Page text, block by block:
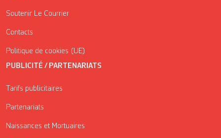
Soutenir Le Courrier
Contacts
Politique de cookies (UE)
PUBLICITÉ / PARTENARIATS
Tarifs publicitaires
Partenariats
Naissances et Mortuaires